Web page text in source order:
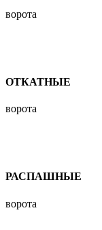
ворота
ОТКАТНЫЕ
ворота
РАСПАШНЫЕ
ворота